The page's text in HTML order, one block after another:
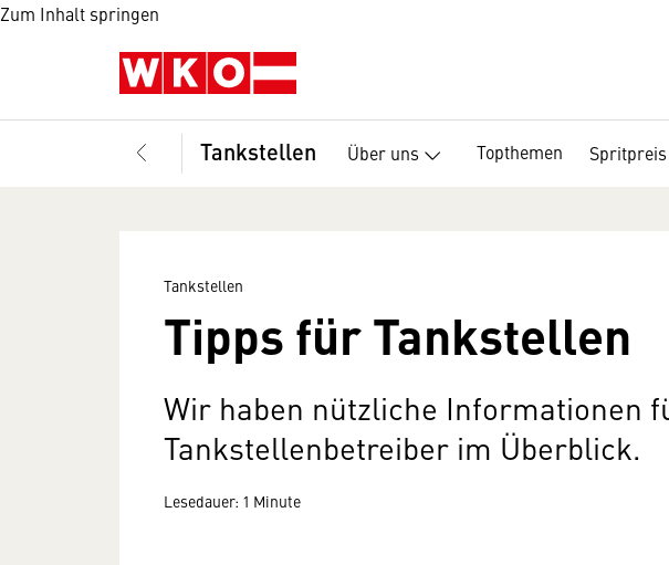
Zum Inhalt springen
Tankstellen Über uns Topthemen Spritpreis
Tankstellen
Tipps für Tankstellen
Wir haben nützliche Informationen
Tankstellenbetreiber im Überblick.
Lesedauer: 1 Minute